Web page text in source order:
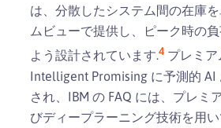
は、分散したシステム間の在庫
ムビューで提供し、ピーク時の
よう設計されています.4 プレミア
Intelligent Promising に予測的 AI
され、IBM の FAQ には、プレミ
びディープラーニング技術を用い